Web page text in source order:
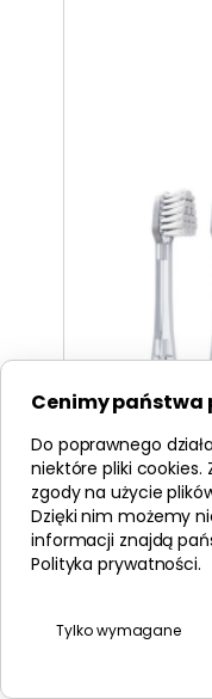
Ionickiss/TESLA
końcówki do
59,00zł
29,50 /szt
Cenimy państwa
Do poprawnego
niektóre pliki
zgody na użycie
Dzięki nim możemy
informacji znajdą
Polityka prywatności.
Tylko wymagane